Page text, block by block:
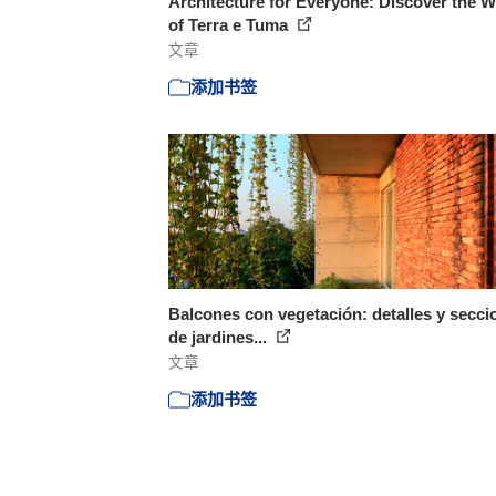
of Terra e Tuma
文章
添加书签
Balcones con vegetación: detalles y
de jardines...
文章
添加书签